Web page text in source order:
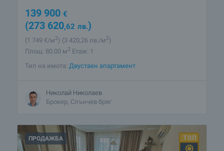
139 900 €
(273 620,62 лв.)
(1 749 €/м2) (3 420,26 лв./м2)
Площ: 80.00 м2 Етаж: 1
Тип на имота: Двустаен апартамент
Николай Николаев
Брокер, Слънчев бряг
ПРОДАЖБА